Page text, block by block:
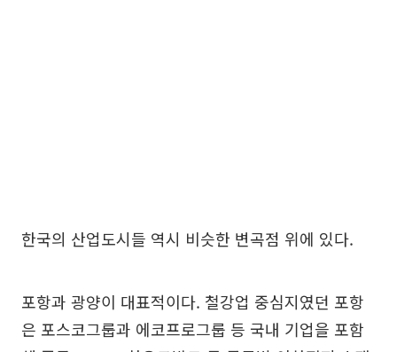
한국의 산업도시들 역시 비슷한 변곡점 위에 있다.
포항과 광양이 대표적이다. 철강업 중심지였던 포항
은 포스코그룹과 에코프로그룹 등 국내 기업을 포함